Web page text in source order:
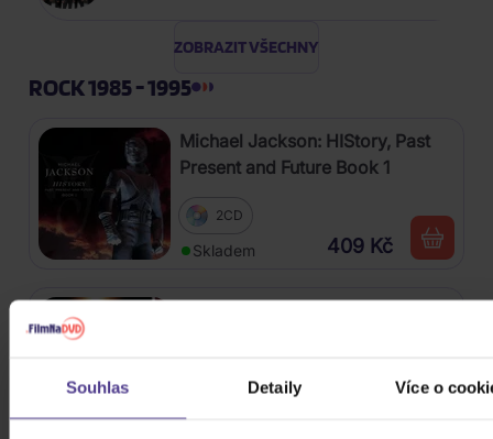
Souhlas Detaily Více o
ZOBRAZIT VŠECHNY
ROCK 1985 - 1995
Michael Jackson: HIStory, Past
Present and Future Book 1
2CD
Skladem 409 Kč